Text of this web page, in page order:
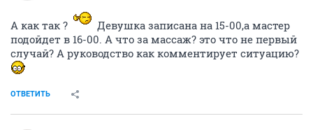
А как так ?
Девушка записана на 15-00,а мастер
подойдет в 16-00. А что за массаж? это что не первый
случай? А руководство как комментирует ситуацию?
ОТВЕТИТЬ